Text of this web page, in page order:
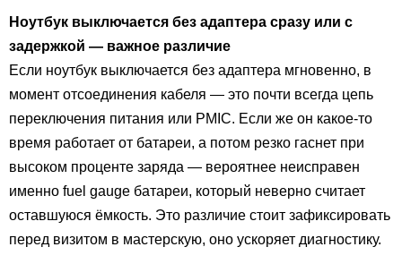
Ноутбук выключается без адаптера сразу или с
задержкой — важное различие
Если ноутбук выключается без адаптера мгновенно, в
момент отсоединения кабеля — это почти всегда цепь
переключения питания или PMIC. Если же он какое-то
время работает от батареи, а потом резко гаснет при
высоком проценте заряда — вероятнее неисправен
именно fuel gauge батареи, который неверно считает
оставшуюся ёмкость. Это различие стоит зафиксировать
перед визитом в мастерскую, оно ускоряет диагностику.